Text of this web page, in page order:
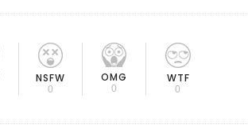
NSFW
0
OMG
0
WTF
0